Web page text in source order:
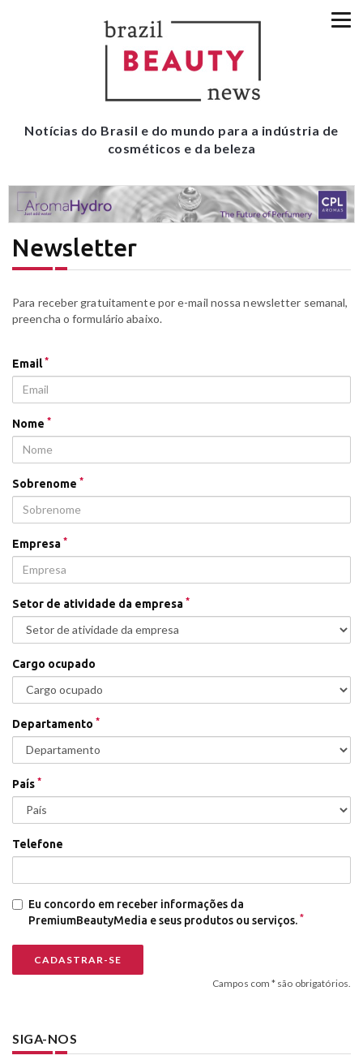
Notícias do Brasil e do mundo para a indústria de
cosméticos e da beleza
Newsletter
Para receber gratuitamente por e-mail nossa newsletter semanal,
preencha o formulário abaixo.
Email*
Nome *
Sobrenome *
Empresa *
Setor de atividade da empresa *
Cargo ocupado
Departamento *
País *
Telefone
Eu concordo em receber informações da
PremiumBeautyMedia e seus produtos ou serviços. *
Campos com * são obrigatórios.
SIGA-NOS